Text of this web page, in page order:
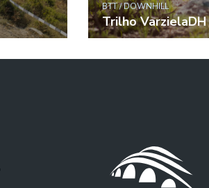
BTT / DOWNHILL
Trilho VarzielaDH